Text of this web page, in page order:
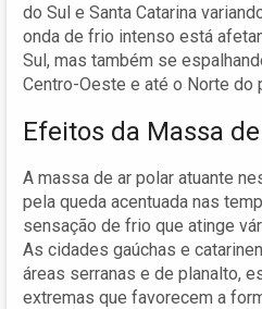
do Sul e Santa Catarina
onda de frio intenso está
Sul, mas também se
Centro-Oeste e até o Norte do
Efeitos da Massa
A massa de ar polar atuante
pela queda acentuada nas
sensação de frio que atinge
As cidades gaúchas e
áreas serranas e de planalto,
extremas que favorecem a